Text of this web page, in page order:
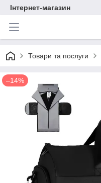
Інтернет-магазин
Товари та послуги
–14%